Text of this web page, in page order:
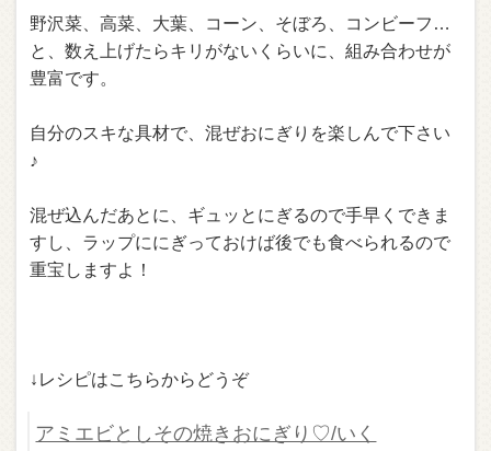
野沢菜、高菜、大葉、コーン、そぼろ、コンビーフ…
と、数え上げたらキリがないくらいに、組み合わせが
豊富です。
自分のスキな具材で、混ぜおにぎりを楽しんで下さい
♪
混ぜ込んだあとに、ギュッとにぎるので手早くできま
すし、ラップににぎっておけば後でも食べられるので
重宝しますよ！
↓レシピはこちらからどうぞ
アミエビとしその焼きおにぎり♡/いく